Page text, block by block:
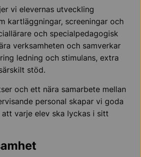
vi elevernas utveckling
kartläggningar, screeningar och
och specialpedagogisk
verksamheten och samverkar
ledning och stimulans, extra
stöd.
och ett nära samarbete mellan
personal skapar vi goda
varje elev ska lyckas i sitt